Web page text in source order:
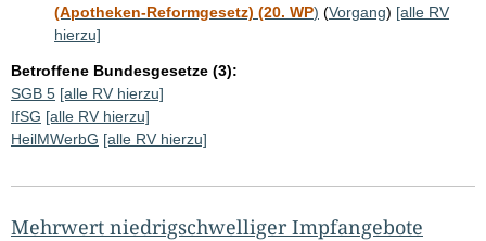
(Apotheken-Reformgesetz) (20. WP) (Vorgang) [alle RV
hierzu]
Betroffene Bundesgesetze (3):
SGB 5 [alle RV hierzu]
IfSG [alle RV hierzu]
HeilMWerbG [alle RV hierzu]
Mehrwert niedrigschwelliger Impfangebote